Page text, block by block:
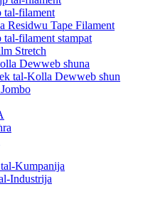
tal-filament
Residwu Tape Filament
tal-filament stampat
Stretch
Dewweb sħuna
tal-Kolla Dewweb sħun
Kumpanija
Industrija